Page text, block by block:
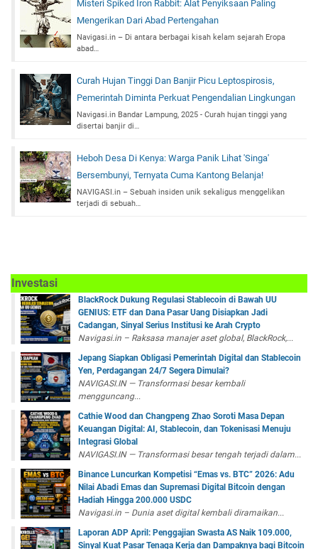
Misteri Spiked Iron Rabbit: Alat Penyiksaan Paling
Mengerikan Dari Abad Pertengahan
Navigasi.in – Di antara berbagai kisah kelam sejarah Eropa
abad…
Curah Hujan Tinggi Dan Banjir Picu Leptospirosis,
Pemerintah Diminta Perkuat Pengendalian Lingkungan
Navigasi.in Bandar Lampung, 2025 - Curah hujan tinggi yang
disertai banjir di…
Heboh Desa Di Kenya: Warga Panik Lihat 'Singa'
Bersembunyi, Ternyata Cuma Kantong Belanja!
NAVIGASI.in – Sebuah insiden unik sekaligus menggelikan
terjadi di sebuah…
Investasi
BlackRock Dukung Regulasi Stablecoin di Bawah UU
GENIUS: ETF dan Dana Pasar Uang Disiapkan Jadi
Cadangan, Sinyal Serius Institusi ke Arah Crypto
Navigasi.in – Raksasa manajer aset global, BlackRock,...
Jepang Siapkan Obligasi Pemerintah Digital dan Stablecoin
Yen, Perdagangan 24/7 Segera Dimulai?
NAVIGASI.IN — Transformasi besar kembali
mengguncang...
Cathie Wood dan Changpeng Zhao Soroti Masa Depan
Keuangan Digital: AI, Stablecoin, dan Tokenisasi Menuju
Integrasi Global
NAVIGASI.IN — Transformasi besar tengah terjadi dalam...
Binance Luncurkan Kompetisi “Emas vs. BTC” 2026: Adu
Nilai Abadi Emas dan Supremasi Digital Bitcoin dengan
Hadiah Hingga 200.000 USDC
Navigasi.in – Dunia aset digital kembali diramaikan...
Laporan ADP April: Penggajian Swasta AS Naik 109.000,
Sinyal Kuat Pasar Tenaga Kerja dan Dampaknya bagi Bitcoin